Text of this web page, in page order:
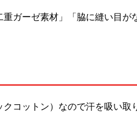
ガーゼ素材」「脇に縫い目が
コットン）なので汗を吸い取